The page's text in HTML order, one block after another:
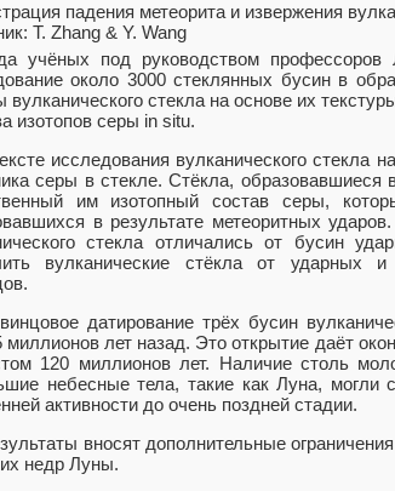
падения метеорита и извержения
T. Zhang & Y. Wang
учёных под руководством
около 3000 стеклянных бусин в
вулканического стекла на основе их
изотопов серы in situ.
исследования вулканического стекла
серы в стекле. Стёкла, образовавшиеся
им изотопный состав серы,
в результате метеоритных
стекла отличались от бусин
вулканические стёкла от ударных и
датирование трёх бусин
миллионов лет назад. Это открытие даёт
120 миллионов лет. Наличие столь
небесные тела, такие как Луна, могли
активности до очень поздней стадии.
вносят дополнительные
недр Луны.